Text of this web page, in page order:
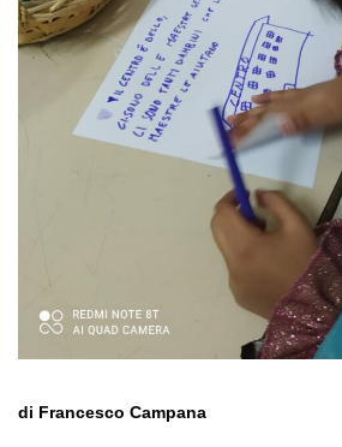
di Francesco Campana